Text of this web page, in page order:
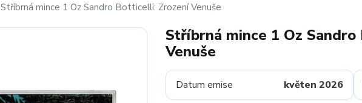
Stříbrná mince 1 Oz Sandro Botticelli: Zrození Venuše
Stříbrná mince 1 Oz
Venuše
Datum emise květen 2026